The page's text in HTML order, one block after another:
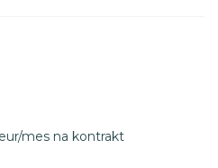
mes na kontrakt